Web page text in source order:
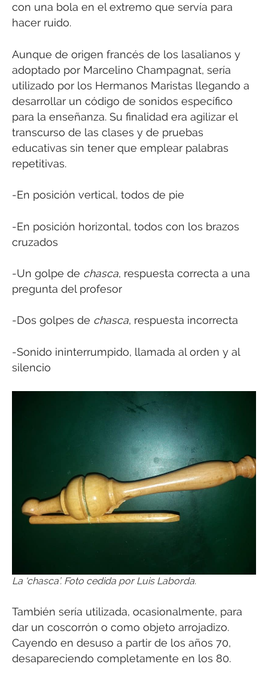
con una bola en el extremo que servía para
hacer ruido.
Aunque de origen francés de los lasalianos y
adoptado por Marcelino Champagnat, sería
utilizado por los Hermanos Maristas llegando a
desarrollar un código de sonidos específico
para la enseñanza. Su finalidad era agilizar el
transcurso de las clases y de pruebas
educativas sin tener que emplear palabras
repetitivas.
-En posición vertical, todos de pie
-En posición horizontal, todos con los brazos
cruzados
-Un golpe de chasca, respuesta correcta a una
pregunta del profesor
-Dos golpes de chasca, respuesta incorrecta
-Sonido ininterrumpido, llamada al orden y al
silencio
La ‘chasca’. Foto cedida por Luis Laborda.
También sería utilizada, ocasionalmente, para
dar un coscorrón o como objeto arrojadizo.
Cayendo en desuso a partir de los años 70,
desapareciendo completamente en los 80.